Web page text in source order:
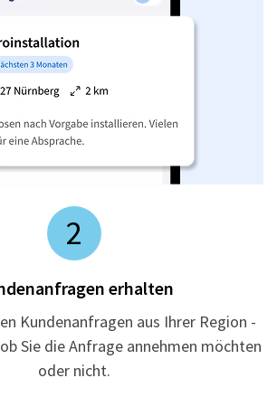
2
erhalten
Kundenanfragen aus Ihrer Region -
Sie die Anfrage annehmen möchten
oder nicht.